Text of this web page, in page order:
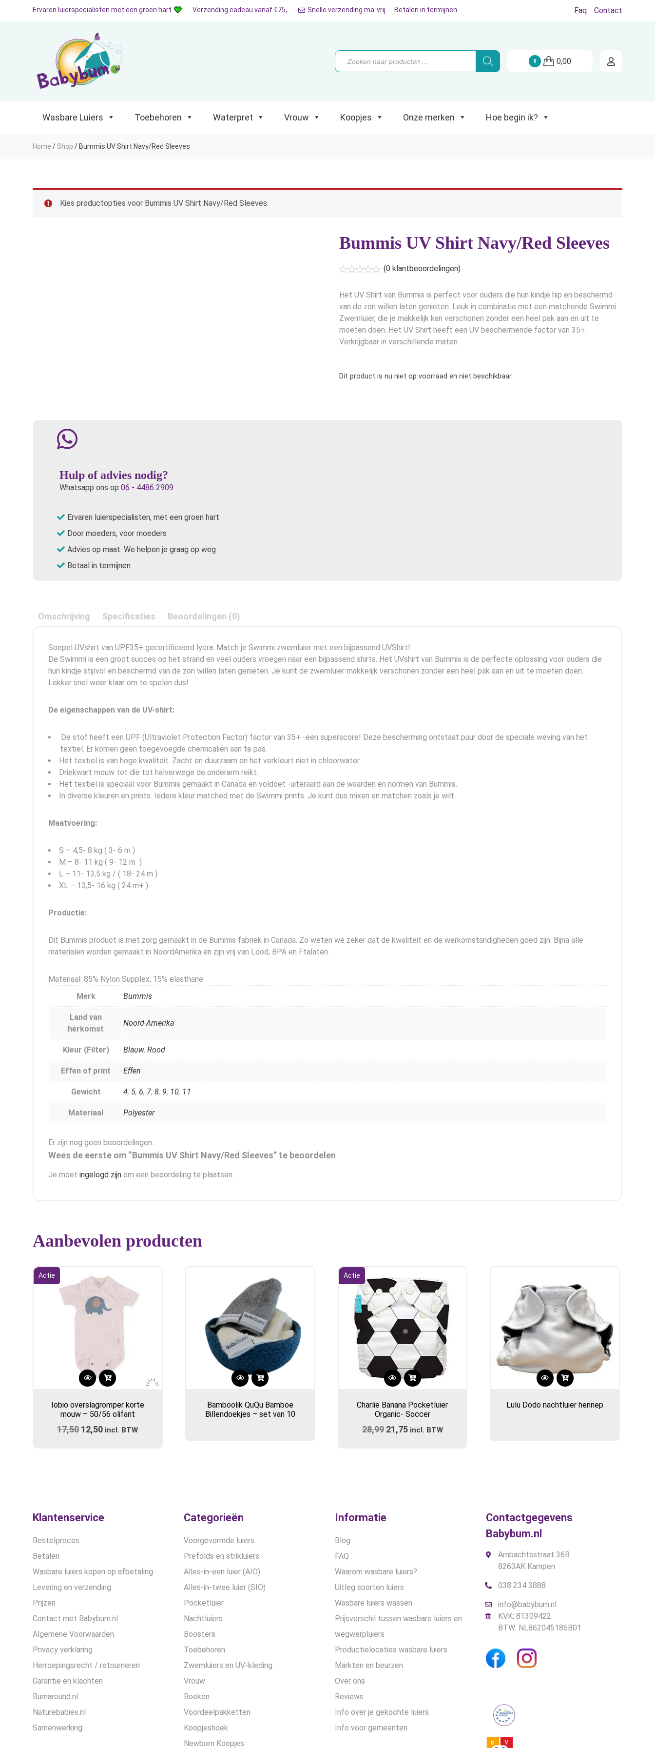
Wasbare Luiers Toebehoren Koopjes Onze merken Hoe begin ik?
Ervaren luierspecialisten met een groen hart Verzending cadeau vanaf €75,- Snelle verzending ma-vrij Betalen in termijnen Faq Contact
Producten
zoeken
0 0,00
Wasbare Luiers Toebehoren Waterpret Vrouw Koopjes Onze merken Hoe begin ik?
Home / Shop / Bummis UV Shirt Navy/Red Sleeves
Kies productopties voor Bummis UV Shirt Navy/Red Sleeves.
Bummis UV Shirt Navy/Red Sleeves
(0klantbeoordelingen)
Het UV Shirt van Bummis is perfect voor ouders die hun kindje hip en beschermd
van de zon willen laten genieten. Leuk in combinatie met een matchende Swimmi
Zwemluier, die je makkelijk kan verschonen zonder een heel pak aan en uit te
moeten doen. Het UV Shirt heeft een UV beschermende factor van 35+.
Verkrijgbaar in verschillende maten.
Dit product is nu niet op voorraad en niet beschikbaar.
Hulp of advies nodig?
Whatsapp ons op 06 - 4486 2909
Ervaren luierspecialisten, met een groen hart
Door moeders, voor moeders
Advies op maat. We helpen je graag op weg
Betaal in termijnen
Omschrijving Specificaties Beoordelingen (0)
Soepel UVshirt van UPF35+ gecertificeerd lycra. Match je Swimmi zwemluier met een bijpassend UVShirt!
De Swimmi is een groot succes op het strand en veel ouders vroegen naar een bijpassend shirts. Het UVshirt van Bummis is de perfecte oplossing voor ouders die
hun kindje stijlvol en beschermd van de zon willen laten genieten. Je kunt de zwemluier makkelijk verschonen zonder een heel pak aan en uit te moeten doen.
Lekker snel weer klaar om te spelen dus!
De eigenschappen van de UV-shirt:
De stof heeft een UPF (Ultraviolet Protection Factor) factor van 35+ -een superscore! Deze bescherming ontstaat puur door de speciale weving van het
textiel. Er komen geen toegevoegde chemicaliën aan te pas.
Het textiel is van hoge kwaliteit. Zacht en duurzaam en het verkleurt niet in chloorwater.
Driekwart mouw tot die tot halverwege de onderarm reikt.
Het textiel is speciaal voor Bummis gemaakt in Canada en voldoet -uiteraard aan de waarden en normen van Bummis.
In diverse kleuren en prints. Iedere kleur matched met de Swimmi prints. Je kunt dus mixen en matchen zoals je wilt.
Maatvoering:
S – 4,5- 8 kg ( 3- 6 m )
M – 8- 11 kg ( 9- 12 m )
L – 11- 13,5 kg / ( 18- 24 m )
XL – 13,5- 16 kg ( 24 m+ )
Productie:
Dit Bummis product is met zorg gemaakt in de Bummis fabriek in Canada. Zo weten we zeker dat de kwaliteit en de werkomstandigheden goed zijn. Bijna alle
materialen worden gemaakt in NoordAmerika en zijn vrij van Lood, BPA en Ftalaten.
Materiaal: 85% Nylon Supplex, 15% elasthane
Merk
Bummis
Land van
herkomst
Noord-Amerika
Kleur (Filter) Blauw, Rood
Effen of print Effen
Gewicht 4, 5, 6, 7, 8, 9, 10, 11
Materiaal Polyester
Er zijn nog geen beoordelingen.
Wees de eerste om “Bummis UV Shirt Navy/Red Sleeves” te beoordelen
Je moet ingelogd zijn om een beoordeling te plaatsen.
Aanbevolen producten
Actie
Iobio overslagromper korte
mouw – 50/56 olifant
17,50 Oorspronkelijke
12,50 Huidige
incl. BTW
Bamboolik QuQu Bamboe
Billendoekjes – set van 10
Actie
Charlie Banana Pocketluier
Organic- Soccer
28,99 Oorspronkelijke
21,75Huidige
incl. BTW
Lulu Dodo nachtluier hennep
Klantenservice
Bestelproces
Betalen
Wasbare luiers kopen op afbetaling
Levering en verzending
Prijzen
Contact met Babybum.nl
Algemene Voorwaarden
Privacy verklaring
Herroepingsrecht / retourneren
Garantie en klachten
Bumaround.nl
Naturebabies.nl
Samenwerking
Categorieën
Voorgevormde luiers
Prefolds en strikluiers
Alles-in-een luier (AIO)
Alles-in-twee luier (SIO)
Pocketluier
Nachtluiers
Boosters
Toebehoren
Zwemluiers en UV-kleding
Vrouw
Boeken
Voordeelpakketten
Koopjeshoek
Newborn Koopjes
Informatie
Blog
FAQ
Waarom wasbare luiers?
Uitleg soorten luiers
Wasbare luiers wassen
Prijsverschil tussen wasbare luiers en
wegwerpluiers
Productielocaties wasbare luiers
Markten en beurzen
Over ons
Reviews
Info over je gekochte luiers
Info voor gemeenten
Contactgegevens
Babybum.nl
Ambachtsstraat 36B
8263AK Kampen
038 234 3888
info@babybum.nl
KVK: 81309422
BTW: NL862045186B01